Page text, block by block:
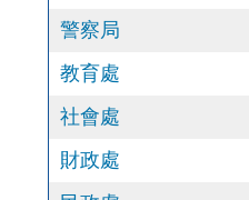
警察局
教育處
社會處
財政處